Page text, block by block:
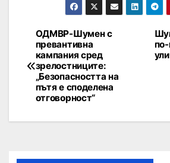
ОДМВР-Шумен с
превантивна
кампания сред
зрелостниците:
„Безопасността на
пътя е споделена
отговорност“